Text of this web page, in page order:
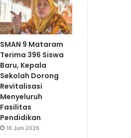
SMAN 9 Mataram
Terima 396 Siswa
Baru, Kepala
Sekolah Dorong
Revitalisasi
Menyeluruh
Fasilitas
Pendidikan
16 Juni 2026